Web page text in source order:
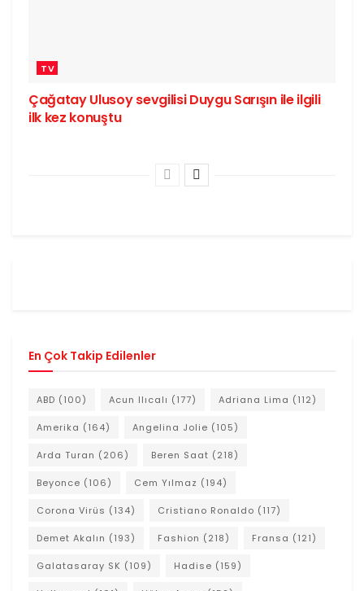
TV
Çağatay Ulusoy sevgilisi Duygu Sarışın ile ilgili
ilk kez konuştu
En Çok Takip Edilenler
ABD (100) Acun Ilıcalı (177) Adriana Lima (112)
Amerika (164) Angelina Jolie (105)
Arda Turan (206) Beren Saat (218)
Beyonce (106) Cem Yılmaz (194)
Corona Virüs (134) Cristiano Ronaldo (117)
Demet Akalın (193) Fashion (218) Fransa (121)
Galatasaray SK (109) Hadise (159)